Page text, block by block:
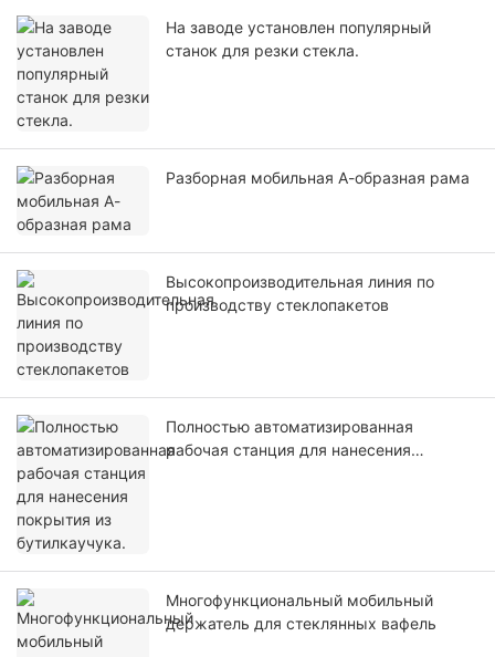
На заводе установлен популярный
станок для резки стекла.
Разборная мобильная А-образная рама
Высокопроизводительная линия по
производству стеклопакетов
Полностью автоматизированная
рабочая станция для нанесения
Многофункциональный мобильный
держатель для стеклянных вафель